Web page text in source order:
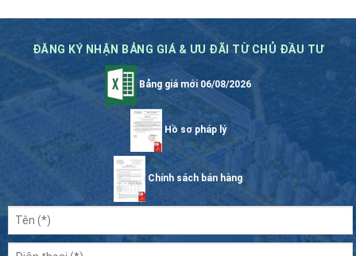
ĐĂNG KÝ NHẬN BẢNG GIÁ & ƯU ĐÃI TỪ CHỦ ĐẦU TƯ
Bảng giá mới 06/08/2026
Hồ sơ pháp lý
Chính sách bán hàng